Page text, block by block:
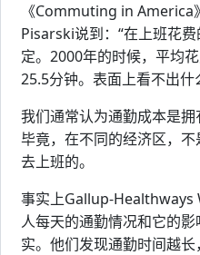
《Commuting in America
Pisarski说到：“在上班花
定。2000年的时候，平均
25.5分钟。表面上看不出什
我们通常认为通勤成本是拥
毕竟，在不同的经济区，
去上班的。
事实上Gallup-Healthways
人每天的通勤情况和它的
实。他们发现通勤时间越